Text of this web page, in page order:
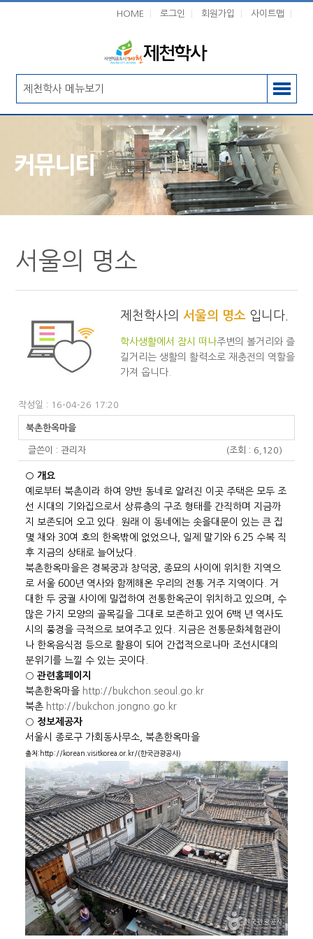
HOME 로그인 회원가입 사이트맵
제천학사 메뉴보기
커뮤니티
서울의 명소
제천학사의 서울의 명소 입니다.
학사생활에서 잠시 떠나주변의 볼거리와 즐
길거리는 생활의 활력소로 재충전의 역할을
가져 옵니다.
작성일 : 16-04-26 17:20
북촌한옥마을
글쓴이 :관리자 (조회 : 6,120)
○ 개요
예로부터 북촌이라 하여 양반 동네로 알려진 이곳 주택은 모두 조
선 시대의 기와집으로서 상류층의 구조 형태를 간직하며 지금까
지 보존되어 오고 있다. 원래 이 동네에는 솟을대문이 있는 큰 집
몇 채와 30여 호의 한옥밖에 없었으나, 일제 말기와 6.25 수복 직
후 지금의 상태로 늘어났다.
북촌한옥마을은 경복궁과 창덕궁, 종묘의 사이에 위치한 지역으
로 서울 600년 역사와 함께해온 우리의 전통 거주 지역이다. 거
대한 두 궁궐 사이에 밀접하여 전통한옥군이 위치하고 있으며, 수
많은 가지 모양의 골목길을 그대로 보존하고 있어 6백 년 역사도
시의 풍경을 극적으로 보여주고 있다. 지금은 전통문화체험관이
나 한옥음식점 등으로 활용이 되어 간접적으로나마 조선시대의
분위기를 느낄 수 있는 곳이다.
○관련홈페이지
북촌한옥마을 http://bukchon.seoul.go.kr
북촌 http://bukchon.jongno.go.kr
○ 정보제공자
서울시 종로구 가회동사무소, 북촌한옥마을
출처:http://korean.visitkorea.or.kr/(한국관광공사)